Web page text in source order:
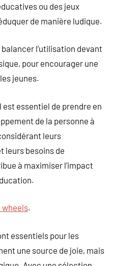
ou des jeux
de manière ludique.
l’utilisation devant
pour encourager une
jeunes.
essentiel de prendre en
de la personne à
leurs
leurs besoins de
à maximiser l’impact
wheels.
essentiels pour les
une source de joie, mais